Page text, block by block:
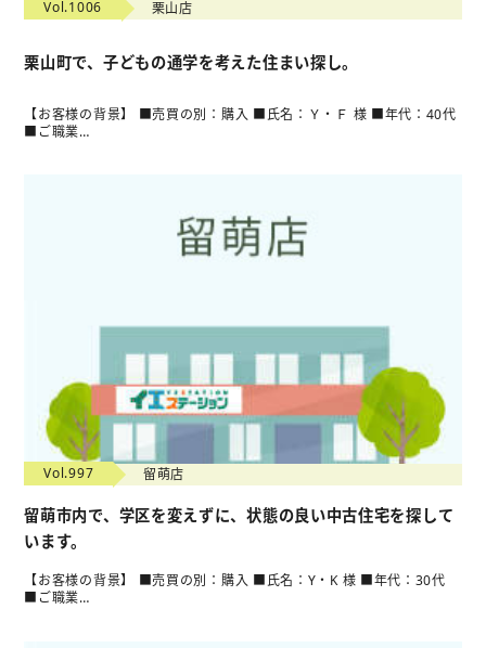
Vol.1006 栗山店
栗山町で、子どもの通学を考えた住まい探し。
【お客様の背景】 ■売買の別：購入 ■氏名：Ｙ・Ｆ 様 ■年代：40代
■ご職業…
Vol.997 留萌店
留萌市内で、学区を変えずに、状態の良い中古住宅を探して
います。
【お客様の背景】 ■売買の別：購入 ■氏名：Y・K 様 ■年代：30代
■ご職業…